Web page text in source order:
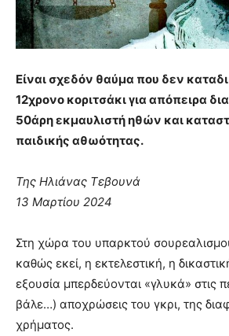
Είναι σχεδόν θαύμα που δεν
12χρονο κοριτσάκι για απόπειρα
50άρη εκμαυλιστή ηθών και
παιδικής αθωότητας.
Της Ηλιάνας Τεβουνά
13 Μαρτίου 2024
Στη χώρα του υπαρκτού
καθώς εκεί, η εκτελεστική, η
εξουσία μπερδεύονται «γλυκά» στις
βάλε…) αποχρώσεις του γκρι, της
χρήματος.